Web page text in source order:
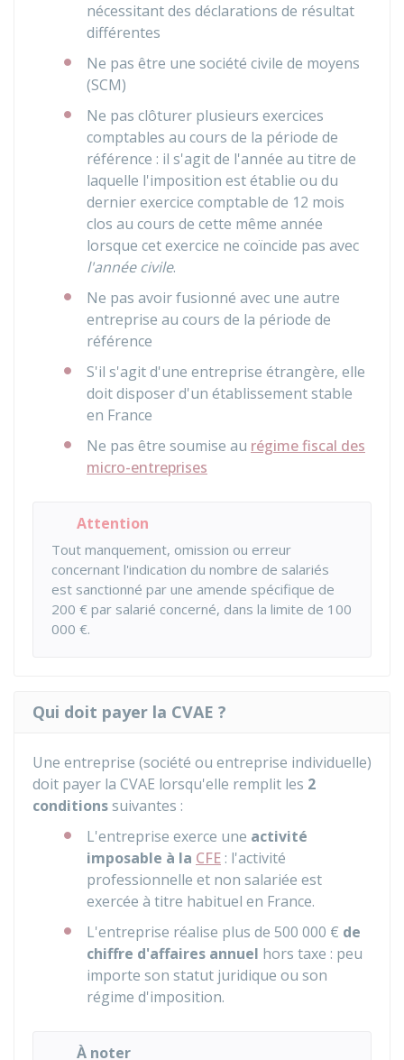
nécessitant des déclarations de résultat
différentes
Ne pas être une société civile de moyens
(SCM)
Ne pas clôturer plusieurs exercices
comptables au cours de la période de
référence : il s'agit de l'année au titre de
laquelle l'imposition est établie ou du
dernier exercice comptable de 12 mois
clos au cours de cette même année
lorsque cet exercice ne coïncide pas avec
l'année civile.
Ne pas avoir fusionné avec une autre
entreprise au cours de la période de
référence
S'il s'agit d'une entreprise étrangère, elle
doit disposer d'un établissement stable
en France
Ne pas être soumise au régime fiscal des
micro-entreprises
Attention
Tout manquement, omission ou erreur
concernant l'indication du nombre de salariés
est sanctionné par une amende spécifique de
200 € par salarié concerné, dans la limite de 100
000 €.
Qui doit payer la CVAE ?
Une entreprise (société ou entreprise individuelle)
doit payer la CVAE lorsqu'elle remplit les 2
conditionssuivantes :
L'entreprise exerce une activité
imposable à la CFE : l'activité
professionnelle et non salariée est
exercée à titre habituel en France.
L'entreprise réalise plus de 500 000 € de
chiffre d'affaires annuel hors taxe : peu
importe son statut juridique ou son
régime d'imposition.
À noter